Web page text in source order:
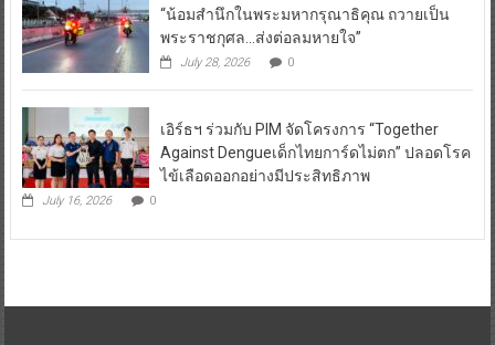
“น้อมสำนึกในพระมหากรุณาธิคุณ ถวายเป็น
พระราชกุศล…ส่งต่อลมหายใจ”
July 28, 2026 0
เอิร์ธฯ ร่วมกับ PIM จัดโครงการ “Together
Against Dengueเด็กไทยการ์ดไม่ตก” ปลอดโรค
ไข้เลือดออกอย่างมีประสิทธิภาพ
July 16, 2026 0